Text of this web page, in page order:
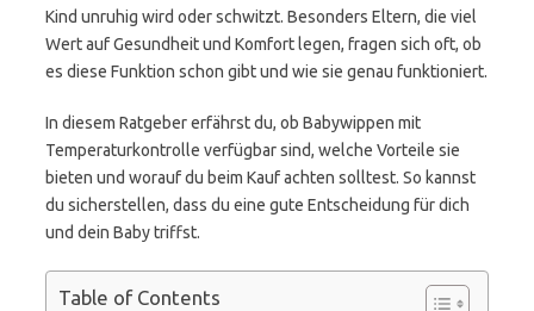
Kind unruhig wird oder schwitzt. Besonders Eltern, die viel
Wert auf Gesundheit und Komfort legen, fragen sich oft, ob
es diese Funktion schon gibt und wie sie genau funktioniert.
In diesem Ratgeber erfährst du, ob Babywippen mit
Temperaturkontrolle verfügbar sind, welche Vorteile sie
bieten und worauf du beim Kauf achten solltest. So kannst
du sicherstellen, dass du eine gute Entscheidung für dich
und dein Baby triffst.
Table of Contents